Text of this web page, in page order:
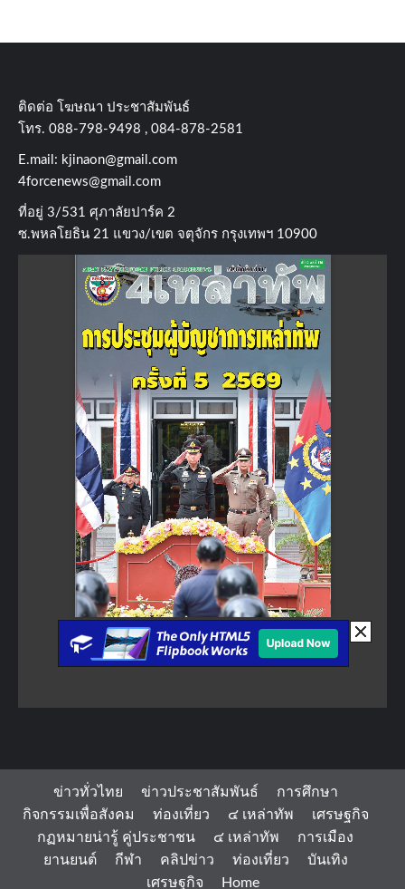
ติดต่อ​ โฆษณา​ ประชาสัมพันธ์
โทร​. 088-798-9498 , 084-878-2581
E.mail: kjinaon@gmail.com
4forcenews@gmail.com
ที่อยู่​ 3/531​ ศุภาลัยปาร์ค​ 2
ซ.พหลโยธิน​ 21​ แขวง/เขต​ จตุจักร​ กรุงเทพฯ 10900
ข่าวทั่วไทย ข่าวประชาสัมพันธ์
การศึกษา
กิจกรรมเพื่อสังคม
ท่องเที่ยว ๔ เหล่าทัพ
เศรษฐกิจ
กฏหมายน่ารู้ คู่ประชาชน
๔ เหล่าทัพ
การเมือง
ยานยนต์
กีฬา คลิปข่าว ท่องเที่ยว
บันเทิง
เศรษฐกิจ
Home